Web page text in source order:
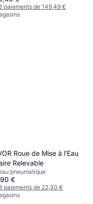
paiements de 149,49 €
Roue de Mise à l'Eau
Relevable
pneumatique
€
paiements de 22,30 €